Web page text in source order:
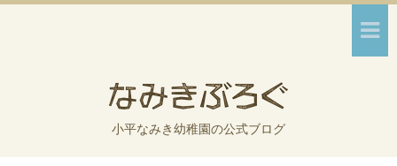
小平なみき幼稚園の公式ブログ